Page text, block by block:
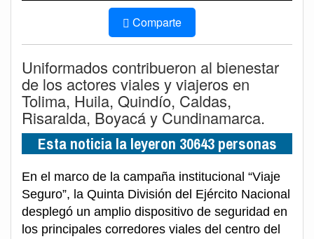
Comparte
Uniformados contribueron al bienestar
de los actores viales y viajeros en
Tolima, Huila, Quindío, Caldas,
Risaralda, Boyacá y Cundinamarca.
Esta noticia la leyeron 30643 personas
En el marco de la campaña institucional “Viaje
Seguro”, la Quinta División del Ejército Nacional
desplegó un amplio dispositivo de seguridad en
los principales corredores viales del centro del